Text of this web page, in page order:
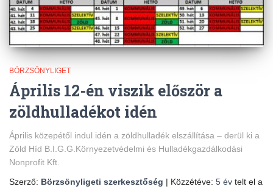
BÖRZSÖNYLIGET
Április 12-én viszik először a
zöldhulladékot idén
Április közepétől indul idén a zöldhulladék elszállítása – derül ki a
Zöld Híd B.I.G.G.Környezetvédelmi és Hulladékgazdálkodási
Nonprofit Kft.
Szerző: Börzsönyligeti szerkesztőség | Közzétéve: 5 év telt el a